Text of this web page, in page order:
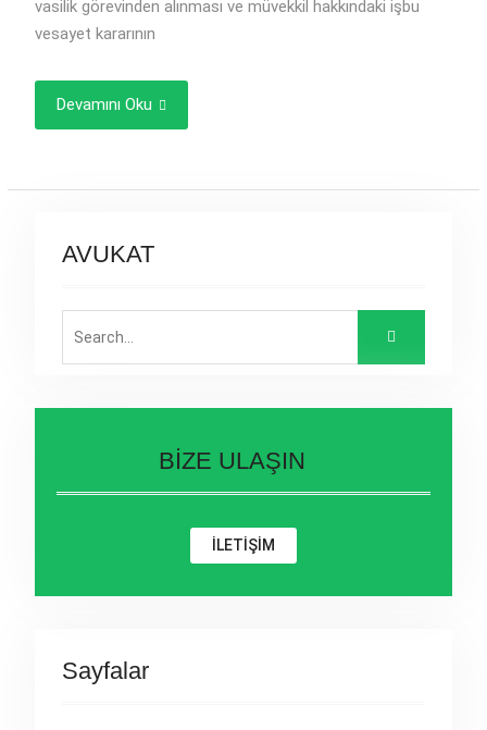
vasilik görevinden alınması ve müvekkil hakkındaki işbu
vesayet kararının
Devamını Oku
AVUKAT
for:
BİZE ULAŞIN
İLETİŞİM
Sayfalar